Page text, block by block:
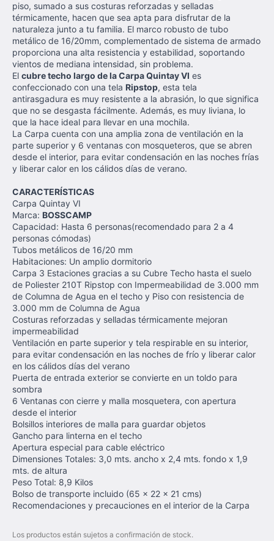
piso, sumado a sus costuras reforzadas y selladas
térmicamente, hacen que sea apta para disfrutar de la
naturaleza junto a tu familia. El marco robusto de tubo
metálico de 16/20mm, complementado de sistema de armado
proporciona una alta resistencia y estabilidad, soportando
vientos de mediana intensidad, sin problema.
El cubre techo largo de la Carpa Quintay VI es
confeccionado con una tela Ripstop, esta tela
antirasgadura es muy resistente a la abrasión, lo que significa
que no se desgasta fácilmente. Además, es muy liviana, lo
que la hace ideal para llevar en una mochila.
La Carpa cuenta con una amplia zona de ventilación en la
parte superior y 6 ventanas con mosqueteros, que se abren
desde el interior, para evitar condensación en las noches frías
y liberar calor en los cálidos días de verano.
CARACTERÍSTICAS
Carpa Quintay VI
Marca: BOSSCAMP
Capacidad: Hasta 6 personas(recomendado para 2 a 4
personas cómodas)
Tubos metálicos de 16/20 mm
Habitaciones: Un amplio dormitorio
Carpa 3 Estaciones gracias a su Cubre Techo hasta el suelo
de Poliester 210T Ripstop con Impermeabilidad de 3.000 mm
de Columna de Agua en el techo y Piso con resistencia de
3.000 mm de Columna de Agua
Costuras reforzadas y selladas térmicamente mejoran
impermeabilidad
Ventilación en parte superior y tela respirable en su interior,
para evitar condensación en las noches de frío y liberar calor
en los cálidos días del verano
Puerta de entrada exterior se convierte en un toldo para
sombra
6 Ventanas con cierre y malla mosquetera, con apertura
desde el interior
Bolsillos interiores de malla para guardar objetos
Gancho para linterna en el techo
Apertura especial para cable eléctrico
Dimensiones Totales: 3,0 mts. ancho x 2,4 mts. fondo x 1,9
mts. de altura
Peso Total: 8,9 Kilos
Bolso de transporte incluido (65 x 22 x 21 cms)
Recomendaciones y precauciones en el interior de la Carpa
Los productos están sujetos a confirmación de stock.